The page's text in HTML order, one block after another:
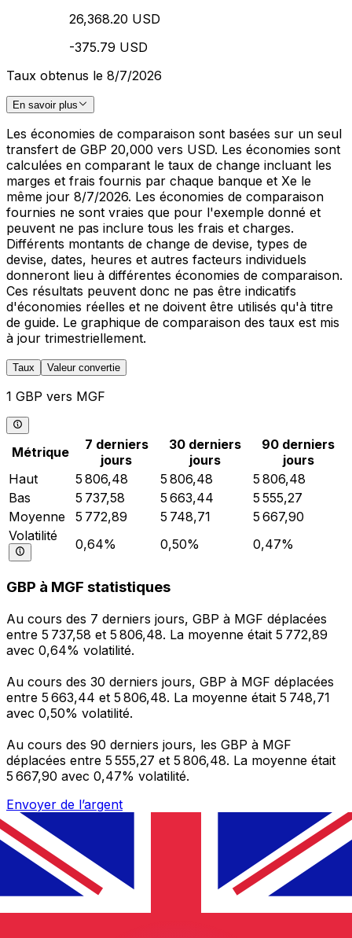
26,368.20 USD
-375.79 USD
Taux obtenus le 8/7/2026
En savoir plus
Les économies de comparaison sont basées sur un seul
transfert de GBP 20,000 vers USD. Les économies sont
calculées en comparant le taux de change incluant les
marges et frais fournis par chaque banque et Xe le
même jour 8/7/2026. Les économies de comparaison
fournies ne sont vraies que pour l'exemple donné et
peuvent ne pas inclure tous les frais et charges.
Différents montants de change de devise, types de
devise, dates, heures et autres facteurs individuels
donneront lieu à différentes économies de comparaison.
Ces résultats peuvent donc ne pas être indicatifs
d'économies réelles et ne doivent être utilisés qu'à titre
de guide. Le graphique de comparaison des taux est mis
à jour trimestriellement.
Taux Valeur convertie
1 GBP vers MGF
Métrique
7 derniers
jours
30 derniers
jours
90 derniers
jours
Haut
5 806,48 5 806,48
5 806,48
Bas
5 737,58 5 663,44
5 555,27
Moyenne
5 772,89 5 748,71
5 667,90
Volatilité
0,64% 0,50% 0,47%
GBP à MGF statistiques
Au cours des 7 derniers jours, GBP à MGF déplacées
entre 5 737,58 et 5 806,48. La moyenne était 5 772,89
avec 0,64% volatilité.
Au cours des 30 derniers jours, GBP à MGF déplacées
entre 5 663,44 et 5 806,48. La moyenne était 5 748,71
avec 0,50% volatilité.
Au cours des 90 derniers jours, les GBP à MGF
déplacées entre 5 555,27 et 5 806,48. La moyenne était
5 667,90 avec 0,47% volatilité.
Envoyer de l’argent
Gérez votre argent et vos devises lorsque vous
êtes en déplacement
L'application Xe réunit toutes les fonctionnalités
nécessaires pour vos transferts d'argent internationaux
et la gestion de vos devises. Convertissez des devises,